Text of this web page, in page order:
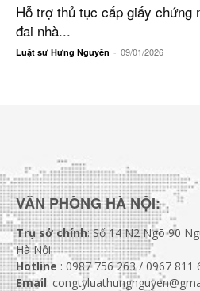
Hỗ trợ thủ tục cấp giấy chứng
đai nhà...
Luật sư Hưng Nguyên - 09/01/2026
VĂN PHÒNG HÀ NỘI:
Trụ sở chính: Số 14 N2 Ngõ 90
Hà Nội.
Hotline : 0987 756 263 / 0967 811
Email: